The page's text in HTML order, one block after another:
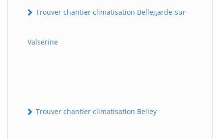
Trouver chantier climatisation Bellegarde-sur-
Valserine
Trouver chantier climatisation Belley